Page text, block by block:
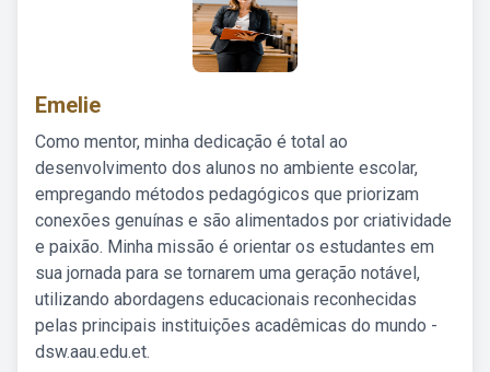
Emelie
Como mentor, minha dedicação é total ao
desenvolvimento dos alunos no ambiente escolar,
empregando métodos pedagógicos que priorizam
conexões genuínas e são alimentados por criatividade
e paixão. Minha missão é orientar os estudantes em
sua jornada para se tornarem uma geração notável,
utilizando abordagens educacionais reconhecidas
pelas principais instituições acadêmicas do mundo -
dsw.aau.edu.et.